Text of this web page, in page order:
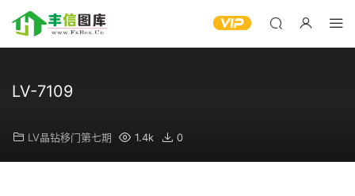
LV-7109
LV晶钻移门第七期 1.4k 0